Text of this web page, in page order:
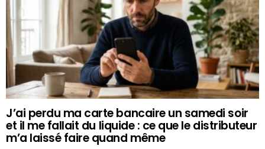
J’ai perdu ma carte bancaire un samedi soir
et il me fallait du liquide : ce que le distributeur
m’a laissé faire quand même